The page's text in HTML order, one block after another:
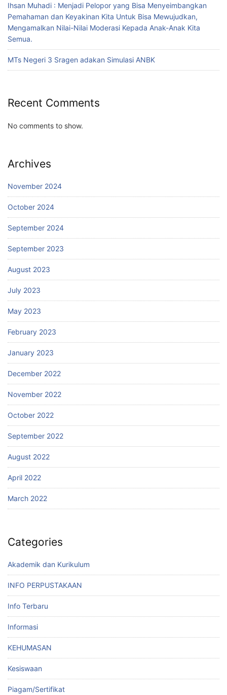
Ihsan Muhadi : Menjadi Pelopor yang Bisa Menyeimbangkan
Pemahaman dan Keyakinan Kita Untuk Bisa Mewujudkan,
Mengamalkan Nilai-Nilai Moderasi Kepada Anak-Anak Kita
Semua.
MTs Negeri 3 Sragen adakan Simulasi ANBK
Recent Comments
No comments to show.
Archives
November 2024
October 2024
September 2024
September 2023
August 2023
July 2023
May 2023
February 2023
January 2023
December 2022
November 2022
October 2022
September 2022
August 2022
April 2022
March 2022
Categories
Akademik dan Kurikulum
INFO PERPUSTAKAAN
Info Terbaru
Informasi
KEHUMASAN
Kesiswaan
Piagam/Sertifikat